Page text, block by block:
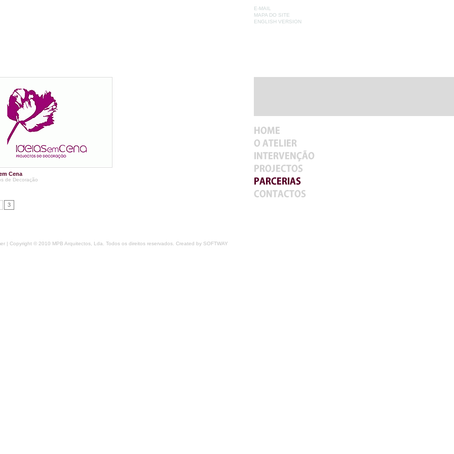
E-MAIL
MAPA DO SITE
ENGLISH VERSION
Cena
de Decoração
3
| Copyright © 2010 MPB Arquitectos, Lda. Todos os direitos reservados. Created by SOFTWAY